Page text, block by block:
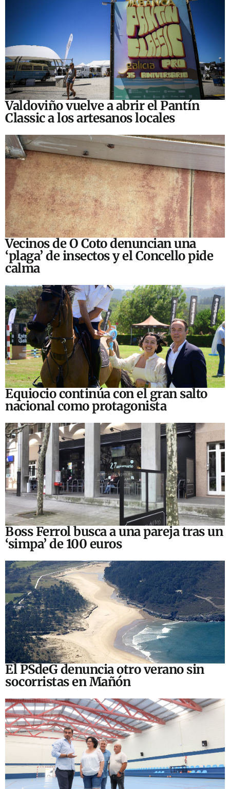
Valdoviño vuelve a abrir el Pantín
Classic a los artesanos locales
Vecinos de O Coto denuncian una
‘plaga’ de insectos y el Concello pide
calma
Equiocio continúa con el gran salto
nacional como protagonista
Boss Ferrol busca a una pareja tras un
‘simpa’ de 100 euros
El PSdeG denuncia otro verano sin
socorristas en Mañón